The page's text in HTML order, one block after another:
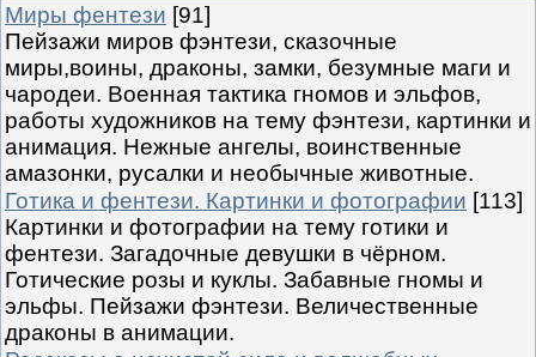
Миры фентези [91]
Пейзажи миров фэнтези, сказочные
миры,воины, драконы, замки, безумные маги и
чародеи. Военная тактика гномов и эльфов,
работы художников на тему фэнтези, картинки и
анимация. Нежные ангелы, воинственные
амазонки, русалки и необычные животные.
Готика и фентези. Картинки и фотографии [113]
Картинки и фотографии на тему готики и
фентези. Загадочные девушки в чёрном.
Готические розы и куклы. Забавные гномы и
эльфы. Пейзажи фэнтези. Величественные
драконы в анимации.